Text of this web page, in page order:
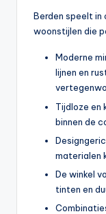
Berden speelt in
woonstijlen die
Moderne
lijnen en
Tijdloze en
binnen de
materialen
De winkel
tinten en